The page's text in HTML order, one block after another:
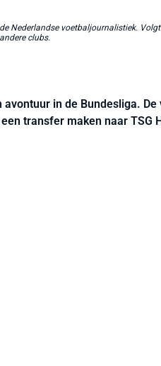
Nederlandse voetbaljournalistiek. Volgt
clubs.
avontuur in de Bundesliga.
transfer maken naar TSG